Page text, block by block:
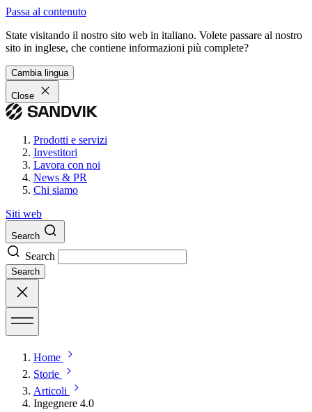
Passa al contenuto
State visitando il nostro sito web in italiano. Volete passare al nostro
sito in inglese, che contiene informazioni più complete?
Cambia lingua
Close
Prodotti e servizi
Investitori
Lavora con noi
News & PR
Chi siamo
Siti web
Search
Search
Search
Home
Storie
Articoli
Ingegnere 4.0